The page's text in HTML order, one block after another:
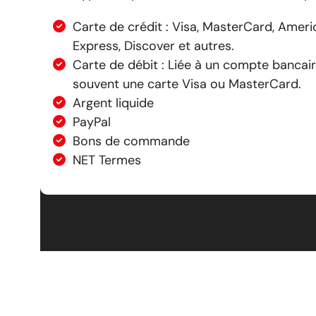
Carte de crédit : Visa, MasterCard,
Express, Discover et autres.
Carte de débit : Liée à un compte
souvent une carte Visa ou MasterCard.
Argent liquide
PayPal
Bons de commande
NET Termes